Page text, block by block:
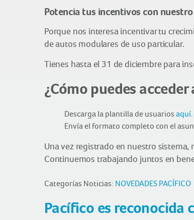
Potencia tus incentivos con
Porque nos interesa incentivar tu
de autos modulares de uso particular.
Tienes hasta el 31 de diciembre para
¿Cómo puedes acceder
Descarga la plantilla de usuarios aquí.
Envía el formato completo con el
Una vez registrado en nuestro
Continuemos trabajando juntos en
Categorías Noticias: NOVEDADES PACÍFICO
Pacífico es reconocida